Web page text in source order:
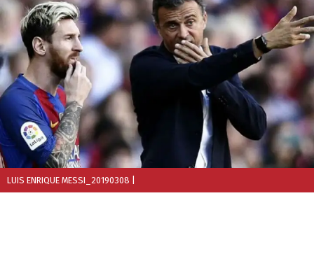
LUIS ENRIQUE MESSI_20190308